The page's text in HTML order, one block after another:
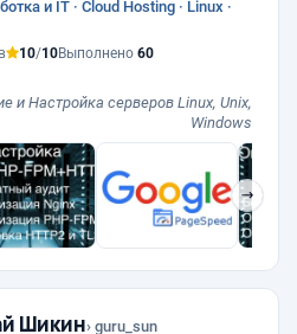
и IT · Cloud Hosting · Linux ·
10/10Выполнено 60
и Настройка серверов Linux, Unix,
Windows
❯
Шикин› guru_sun